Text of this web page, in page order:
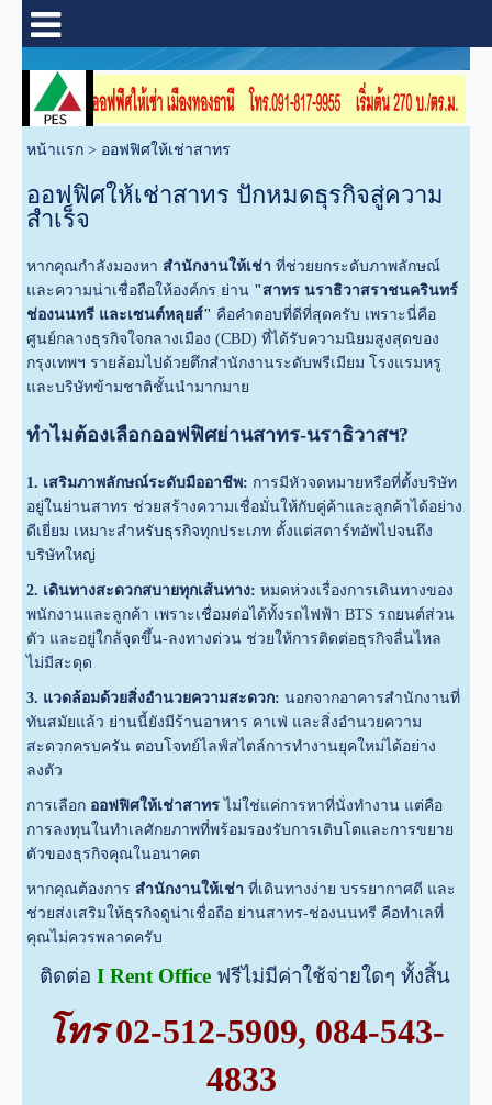
หน้าแรก > ออฟฟิศให้เช่าสาทร
ออฟฟิศให้เช่าสาทร ปักหมดธุรกิจสู่ความ
สำเร็จ
หากคุณกำลังมองหา สำนักงานให้เช่า ที่ช่วยยกระดับภาพลักษณ์
และความน่าเชื่อถือให้องค์กร ย่าน "สาทร นราธิวาสราชนครินทร์
ช่องนนทรี และเซนต์หลุยส์" คือคำตอบที่ดีที่สุดครับ เพราะนี่คือ
ศูนย์กลางธุรกิจใจกลางเมือง (CBD) ที่ได้รับความนิยมสูงสุดของ
กรุงเทพฯ รายล้อมไปด้วยตึกสำนักงานระดับพรีเมียม โรงแรมหรู
และบริษัทข้ามชาติชั้นนำมากมาย
ทำไมต้องเลือกออฟฟิศย่านสาทร-นราธิวาสฯ?
1. เสริมภาพลักษณ์ระดับมืออาชีพ: การมีหัวจดหมายหรือที่ตั้งบริษัท
อยู่ในย่านสาทร ช่วยสร้างความเชื่อมั่นให้กับคู่ค้าและลูกค้าได้อย่าง
ดีเยี่ยม เหมาะสำหรับธุรกิจทุกประเภท ตั้งแต่สตาร์ทอัพไปจนถึง
บริษัทใหญ่
2. เดินทางสะดวกสบายทุกเส้นทาง: หมดห่วงเรื่องการเดินทางของ
พนักงานและลูกค้า เพราะเชื่อมต่อได้ทั้งรถไฟฟ้า BTS รถยนต์ส่วน
ตัว และอยู่ใกล้จุดขึ้น-ลงทางด่วน ช่วยให้การติดต่อธุรกิจลื่นไหล
ไม่มีสะดุด
3. แวดล้อมด้วยสิ่งอำนวยความสะดวก: นอกจากอาคารสำนักงานที่
ทันสมัยแล้ว ย่านนี้ยังมีร้านอาหาร คาเฟ่ และสิ่งอำนวยความ
สะดวกครบครัน ตอบโจทย์ไลฟ์สไตล์การทำงานยุคใหม่ได้อย่าง
ลงตัว
การเลือก ออฟฟิศให้เช่าสาทร ไม่ใช่แค่การหาที่นั่งทำงาน แต่คือ
การลงทุนในทำเลศักยภาพที่พร้อมรองรับการเติบโตและการขยาย
ตัวของธุรกิจคุณในอนาคต
หากคุณต้องการ สำนักงานให้เช่า ที่เดินทางง่าย บรรยากาศดี และ
ช่วยส่งเสริมให้ธุรกิจดูน่าเชื่อถือ ย่านสาทร-ช่องนนทรี คือทำเลที่
คุณไม่ควรพลาดครับ
ติดต่อI Rent Office ฟรีไม่มีค่าใช้จ่ายใดๆ ทั้งสิ้น
โทร 02-512-5909, 084-543-
4833